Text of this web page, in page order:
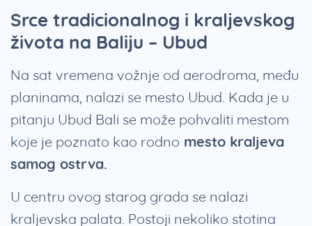
Srce tradicionalnog i kraljevskog
života na Baliju – Ubud
Na sat vremena vožnje od aerodroma, među
planinama, nalazi se mesto Ubud. Kada je u
pitanju Ubud Bali se može pohvaliti mestom
koje je poznato kao rodno mesto kraljeva
samog ostrva.
U centru ovog starog grada se nalazi
kraljevska palata. Postoji nekoliko stotina